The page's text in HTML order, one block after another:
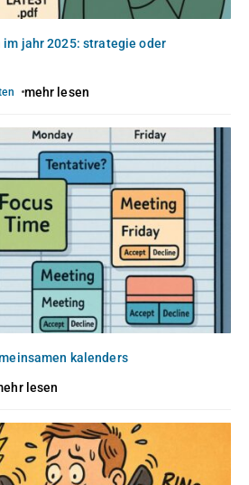
im jahr 2025: strategie oder
mehr lesen
kalenders
lesen